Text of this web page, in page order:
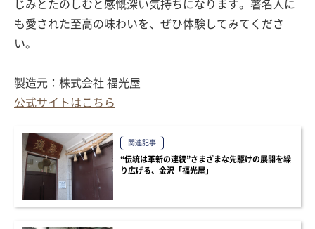
じみとたのしむと感慨深い気持ちになります。著名人に
も愛された至高の味わいを、ぜひ体験してみてくださ
い。
製造元：株式会社 福光屋
公式サイトはこちら
関連記事
“伝統は革新の連続”さまざまな先駆けの展開を繰
り広げる、金沢「福光屋」